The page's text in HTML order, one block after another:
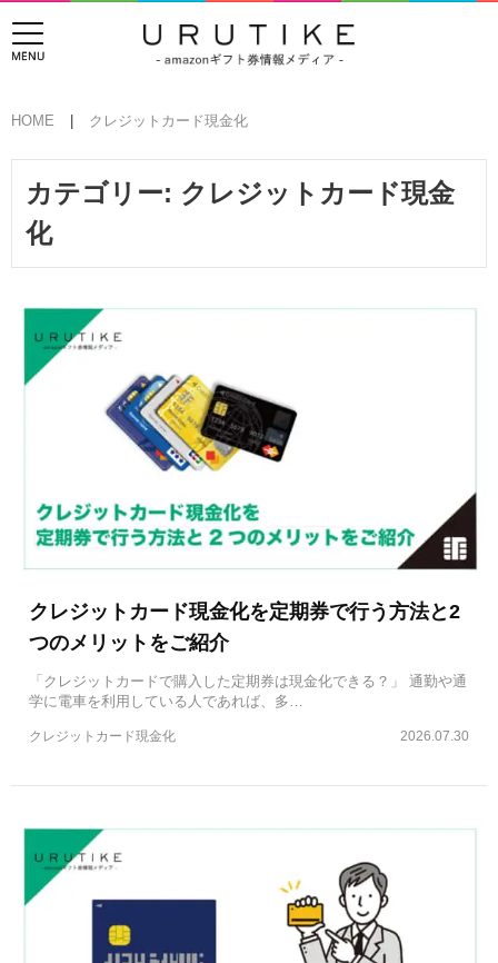
HOME クレジットカード現金化
カテゴリー: クレジットカード現金
化
クレジットカード現金化を定期券で行う方法と2
つのメリットをご紹介
「クレジットカードで購入した定期券は現金化できる？」 通勤や通
学に電車を利用している人であれば、多…
2026.07.30
クレジットカード現金化